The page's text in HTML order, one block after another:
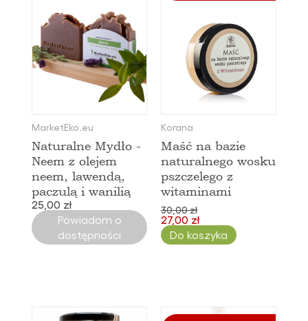
MarketEko.eu
Naturalne Mydło -
Neem z olejem
neem, lawendą,
paczulą i wanilią
25,00 zł
Powiadom o
dostępności
Korana
Maść na bazie
naturalnego wosku
pszczelego z
witaminami
30,00 zł
27,00 zł
Do koszyka